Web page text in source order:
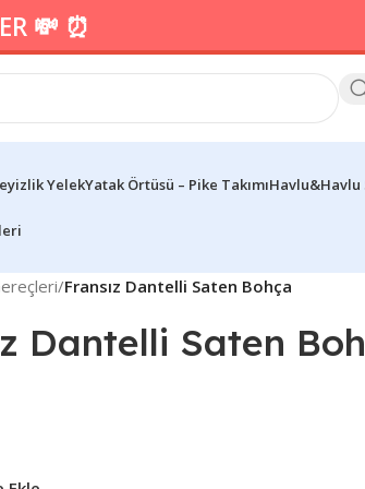
💸 ⏰
YelekYatak Örtüsü – Pike TakımıHavlu&Havlu
/Fransız Dantelli Saten Bohça
Dantelli Saten